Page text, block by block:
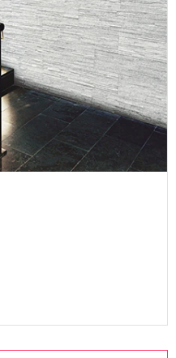
天然石・石材
新商品
住まいのスタイリング
アイデア
オンライン相談